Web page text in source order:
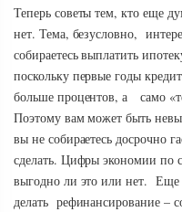
Теперь советы тем, кто еще
нет. Тема, безусловно,
собираетесь выплатить
поскольку первые годы
больше процентов, а само
Поэтому вам может быть
вы не собираетесь досрочно
сделать. Цифры экономии по
выгодно ли это или нет.
делать рефинансирование –